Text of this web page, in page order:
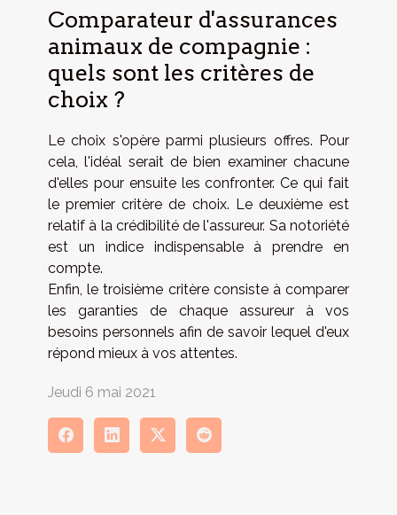
Comparateur d'assurances
animaux de compagnie :
quels sont les critères de
choix ?
Le choix s'opère parmi plusieurs offres. Pour
cela, l'idéal serait de bien examiner chacune
d'elles pour ensuite les confronter. Ce qui fait
le premier critère de choix. Le deuxième est
relatif à la crédibilité de l'assureur. Sa notoriété
est un indice indispensable à prendre en
compte.
Enfin, le troisième critère consiste à comparer
les garanties de chaque assureur à vos
besoins personnels afin de savoir lequel d'eux
répond mieux à vos attentes.
Jeudi 6 mai 2021